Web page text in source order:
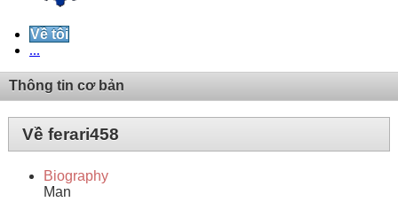
Về tôi
...
Thông tin cơ bản
Về ferari458
Biography
Man